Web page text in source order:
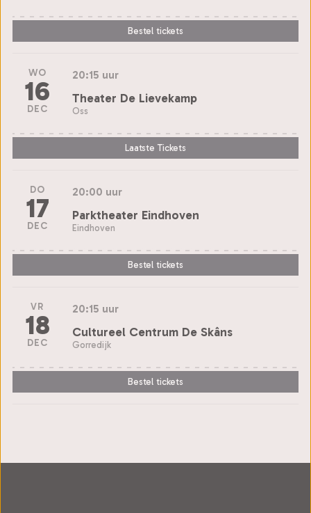
Bestel tickets
WO
16
DEC
20:15 uur
Theater De Lievekamp
Oss
Laatste Tickets
DO
17
DEC
20:00 uur
Parktheater Eindhoven
Eindhoven
Bestel tickets
VR
18
DEC
20:15 uur
Cultureel Centrum De Skâns
Gorredijk
Bestel tickets